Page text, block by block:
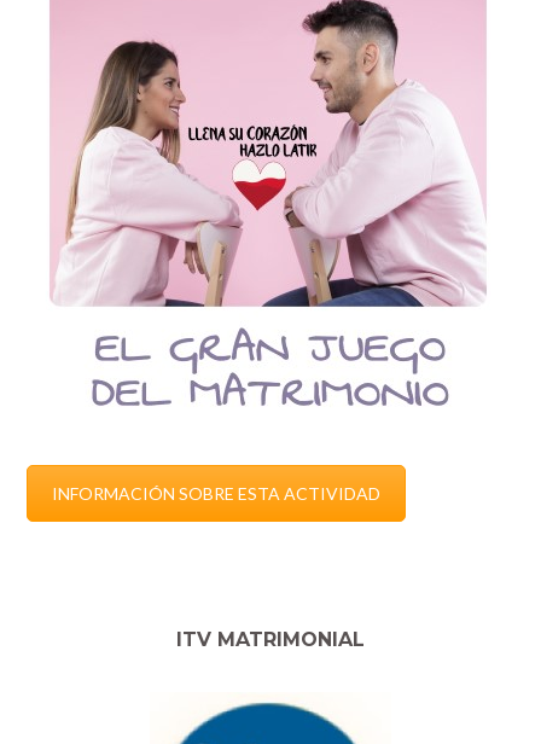
INFORMACIÓN SOBRE ESTA ACTIVIDAD
ITV MATRIMONIAL